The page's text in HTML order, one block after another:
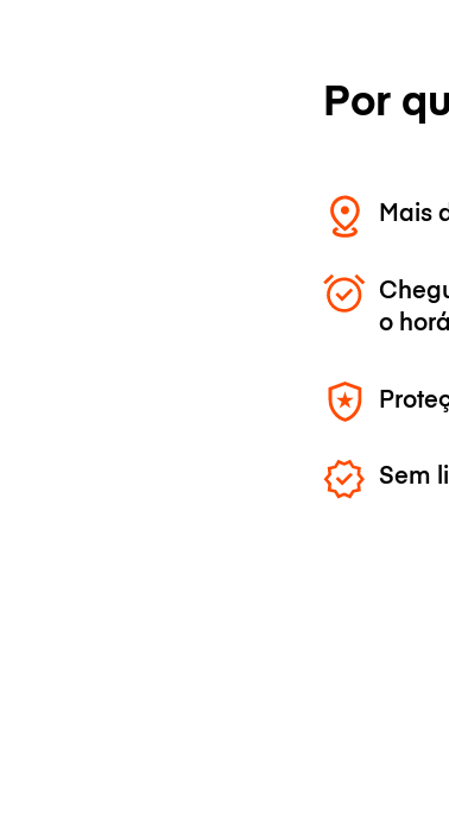
Por
Mais
o
Sem